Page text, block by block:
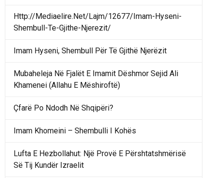
Http://Mediaelire.Net/Lajm/12677/Imam-Hyseni-
Shembull-Te-Gjithe-Njerezit/
Imam Hyseni, Shembull Për Të Gjithë Njerëzit
Mubaheleja Në Fjalët E Imamit Dëshmor Sejid Ali
Khamenei (Allahu E Mëshiroftë)
Çfarë Po Ndodh Në Shqipëri?
Imam Khomeini – Shembulli I Kohës
Lufta E Hezbollahut: Një Provë E Përshtatshmërisë
Së Tij Kundër Izraelit